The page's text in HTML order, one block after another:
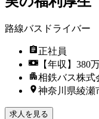
路線バスドライバー
正社員
【年収】380
相鉄バス株式
神奈川県綾瀬
求人を見る